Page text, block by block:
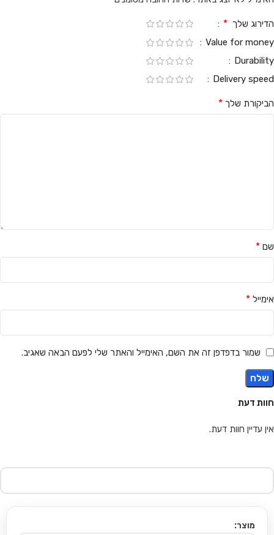
חוות דעת
אין עדיין חוות דעת.
הדירוג שלך *
Value for money
Durability
Delivery speed
הביקורת שלך *
שם *
אימייל *
שמור בדפדפן זה את השם, האימייל והאתר שלי לפעם הבאה שאגיב.
מוצר: